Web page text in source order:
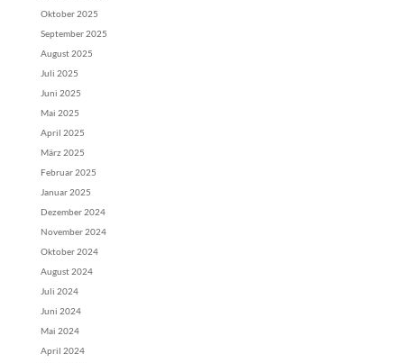
Oktober 2025
September 2025
August 2025
Juli 2025
Juni 2025
Mai 2025
April 2025
März 2025
Februar 2025
Januar 2025
Dezember 2024
November 2024
Oktober 2024
August 2024
Juli 2024
Juni 2024
Mai 2024
April 2024